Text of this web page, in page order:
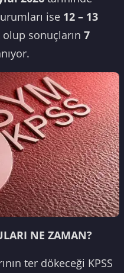
ise 12 – 13
sonuçların 7
NE ZAMAN?
ter dökeceği KPSS